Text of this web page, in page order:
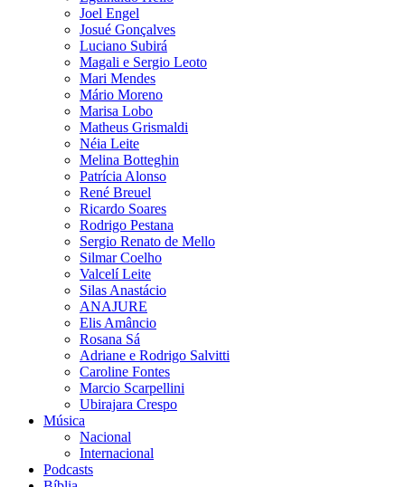
Joel Engel
Josué Gonçalves
Luciano Subirá
Magali e Sergio Leoto
Mari Mendes
Mário Moreno
Marisa Lobo
Matheus Grismaldi
Néia Leite
Melina Botteghin
Patrícia Alonso
René Breuel
Ricardo Soares
Rodrigo Pestana
Sergio Renato de Mello
Silmar Coelho
Valcelí Leite
Silas Anastácio
ANAJURE
Elis Amâncio
Rosana Sá
Adriane e Rodrigo Salvitti
Caroline Fontes
Marcio Scarpellini
Ubirajara Crespo
Música
Nacional
Internacional
Podcasts